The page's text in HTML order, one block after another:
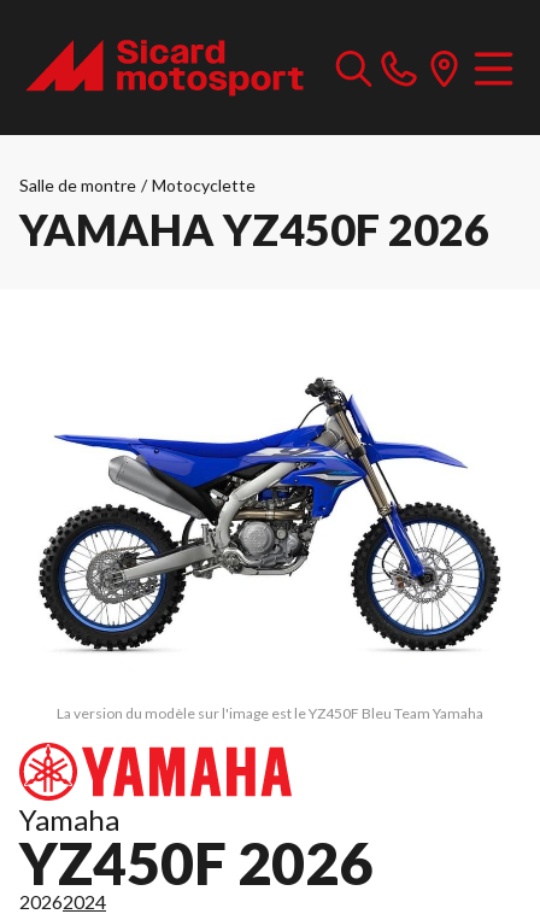
Salle de montre / Motocyclette
YAMAHA YZ450F 2026
La version du modèle sur l'image est le YZ450F Bleu Team Yamaha
Yamaha
YZ450F 2026
20262024